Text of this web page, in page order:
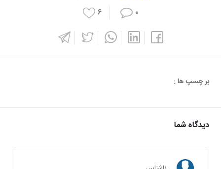
۰
۶
بر چسپ ها :
دیدگاه شما